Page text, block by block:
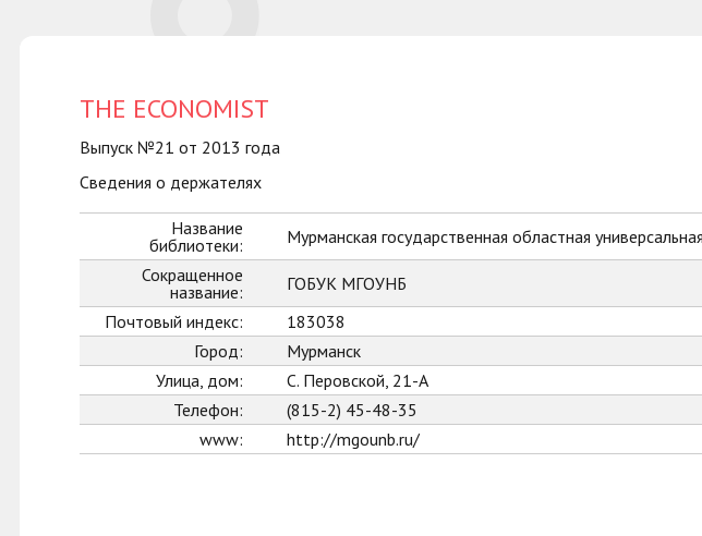
THE ECONOMIST
Выпуск №21 от 2013 года
Сведения о держателях
Название
библиотеки:
Мурманская государственная областная
Сокращенное
название:
ГОБУК МГОУНБ
Почтовый индекс:
183038
Город:
Мурманск
Улица, дом:
С. Перовской, 21-А
Телефон:
(815-2) 45-48-35
www:
http://mgounb.ru/